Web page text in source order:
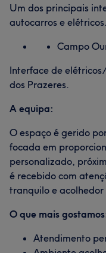
Um dos principais
autocarros e elétricos.
Campo
Interface de
dos Prazeres.
A equipa:
O espaço é gerido
focada em
personalizado,
é recebido com
tranquilo e
O que mais
Atendimento